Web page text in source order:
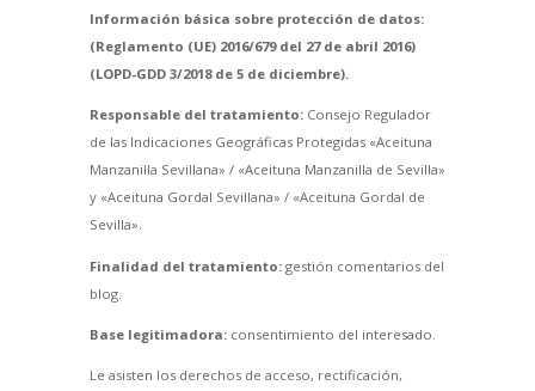
Información básica sobre protección de datos:
(Reglamento (UE) 2016/679 del 27 de abril 2016)
(LOPD-GDD 3/2018 de 5 de diciembre).
Responsable del tratamiento:Consejo Regulador
de las Indicaciones Geográficas Protegidas «Aceituna
Manzanilla Sevillana» / «Aceituna Manzanilla de Sevilla»
y «Aceituna Gordal Sevillana» / «Aceituna Gordal de
Sevilla».
Finalidad del tratamiento:gestión comentarios del
blog.
Base legitimadora:consentimiento del interesado.
Le asisten los derechos de acceso, rectificación,